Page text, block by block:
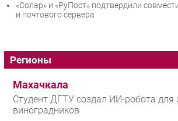
«Солар» и «РуПост» подтвердили
и почтового сервера
Регионы
Махачкала
Студент ДГТУ создал ИИ-робота
виноградников